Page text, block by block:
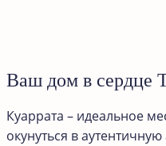
Ваш дом в сердце
Куаррата – идеальное
окунуться в